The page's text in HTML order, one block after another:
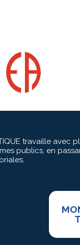
travaille avec
publics, en